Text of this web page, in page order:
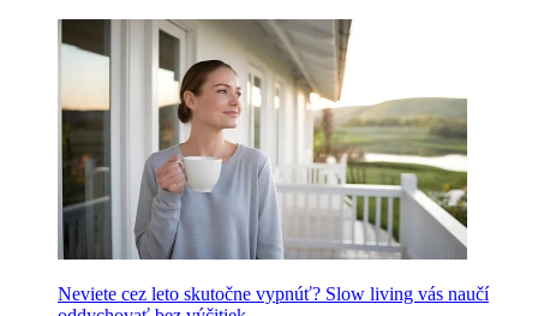
Neviete cez leto skutočne vypnúť? Slow living vás naučí